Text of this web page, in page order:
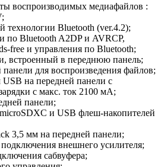
воспроизводимых медиафайлов :
технологии Bluetooth (ver.4.2);
по Bluetooth A2DP и AVRCP,
free и управления по Bluetooth;
встроенный в переднюю панель;
для воспроизведения файлов;
на передней панели с
с макс. ток 2100 мА;
панели;
и USB флеш-накопителей
3,5 мм на передней панели;
внешнего усилителя;
сабвуфера;